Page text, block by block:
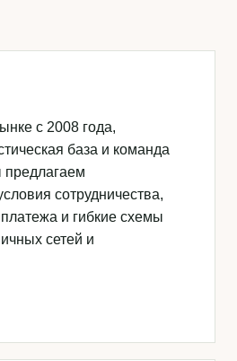
с 2008 года,
база и команда
сотрудничества,
и гибкие схемы
сетей и